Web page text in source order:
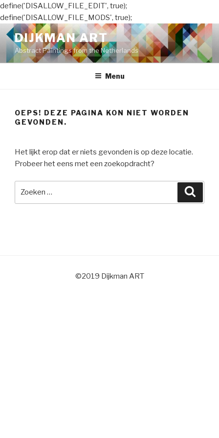
define('DISALLOW_FILE_EDIT', true);
define('DISALLOW_FILE_MODS', true);
Naar
de
inhoud
springen
DIJKMAN ART
Abstract Paintings from the Netherlands
Menu
OEPS! DEZE PAGINA KON NIET WORDEN
GEVONDEN.
Het lijkt erop dat er niets gevonden is op deze locatie.
Probeer het eens met een zoekopdracht?
©2019 Dijkman ART